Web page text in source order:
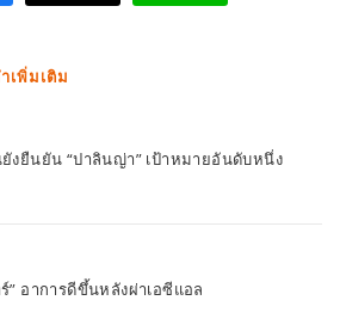
เพิ่มเติม
ยังยืนยัน “ปาลินญ่า” เป้าหมายอันดับหนึ่ง
” อาการดีขึ้นหลังผ่าเอซีแอล